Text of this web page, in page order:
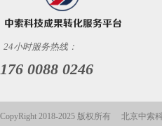
24小时服务热线：
176 0088 0246
CopyRight 2018-2025 版权所有 北京中